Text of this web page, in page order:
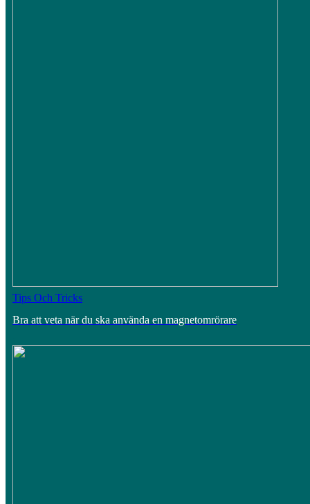
Tips Och Tricks
Bra att veta när du ska använda en magnetomrörare